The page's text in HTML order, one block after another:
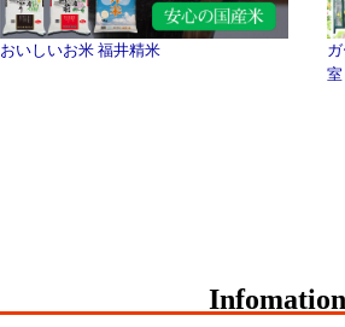
おいしいお米 福井精米
室
Infomation